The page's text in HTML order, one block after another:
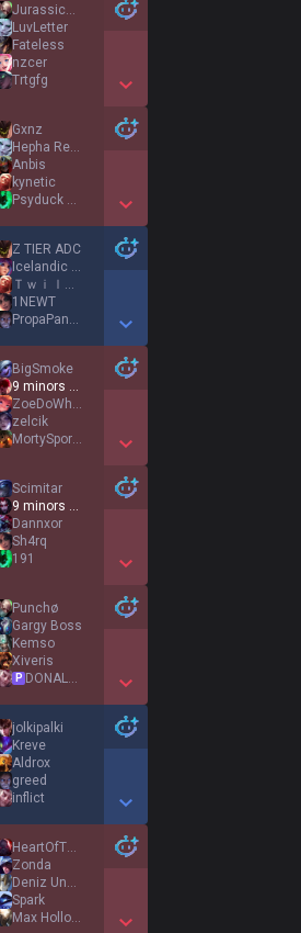
JurassicAD
LuvLetter
Fateless
nzcer
Trtgfg
Show More Detail Games
Gxnz
Hepha Reformed
Anbis
kynetic
Psyduck WP20
Show More Detail Games
Z TIER ADC
Icelandic Hero
Ｔｗｉｌｉｇｈｔ Ｃｉｔａｄｅｌ
1NEWT
PropaPandah
Show More Detail Games
BigSmoke
9 minors 1 ivern
ZoeDoWhatZoeWant
zelcik
MortySporty
Show More Detail Games
Scimitar
9 minors 1 ivern
Dannxor
Sh4rq
191
Show More Detail Games
Punchø
Gargy Boss
Kemso
Xiveris
P DONALD DOSS
Show More Detail Games
jolkipalki
Kreve
Aldrox
greed
inflict
Show More Detail Games
HeartOfTheCards
Zonda
Deniz Undav
Spark
Max Holloway